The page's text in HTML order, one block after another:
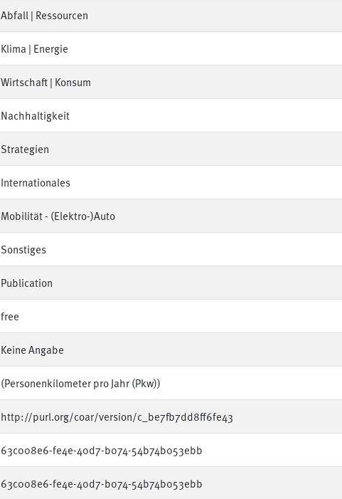
Abfall | Ressourcen
Klima | Energie
Wirtschaft | Konsum
Nachhaltigkeit
Strategien
Internationales
Mobilität - (Elektro-)Auto
Sonstiges
Publication
free
Keine Angabe
(Personenkilometer pro Jahr (Pkw))
http://purl.org/coar/version/c_be7fb7dd8ff6fe43
63c008e6-fe4e-40d7-b074-54b74b053ebb
63c008e6-fe4e-40d7-b074-54b74b053ebb